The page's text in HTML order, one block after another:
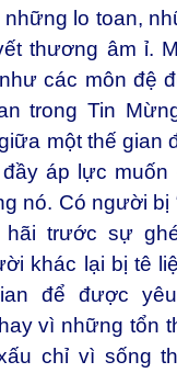
những lo toan,
thương âm ỉ.
các môn đệ
trong Tin
một thế gian
áp lực muốn
nó. Có người bị
trước sự
khác lại bị tê
để được
vì những tổn
chỉ vì sống